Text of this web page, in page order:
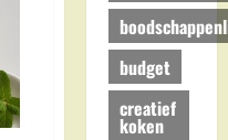
budget
creatief
koken